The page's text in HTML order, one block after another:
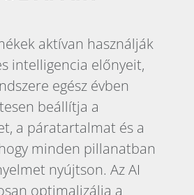
aktívan használják
intelligencia előnyeit,
egész évben
beállítja a
a páratartalmat és a
minden pillanatban
nyújtson. Az AI
optimalizálja a